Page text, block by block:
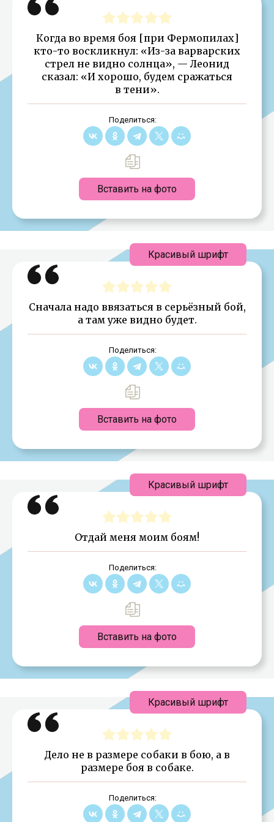
Когда во время боя [при Фермопилах]
кто-то воскликнул: «Из-за варварских
стрел не видно солнца», — Леонид
сказал: «И хорошо, будем сражаться
в тени».
Поделиться:
Вставить на фото
Сначала надо ввязаться в серьёзный бой,
а там уже видно будет.
Поделиться:
Вставить на фото
Красивый шрифт
Отдай меня моим боям!
Поделиться:
Вставить на фото
Красивый шрифт
Дело не в размере собаки в бою, а в
размере боя в собаке.
Поделиться:
Красивый шрифт